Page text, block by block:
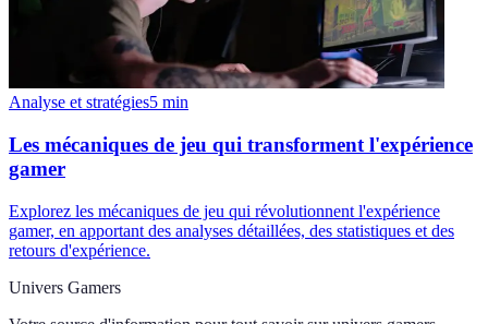
Analyse et stratégies5 min
Les mécaniques de jeu qui transforment l'expérience
gamer
Explorez les mécaniques de jeu qui révolutionnent l'expérience
gamer, en apportant des analyses détaillées, des statistiques et des
retours d'expérience.
Univers Gamers